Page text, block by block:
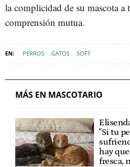
la complicidad de su mascota a
comprensión mutua.
PERROS GATOS SOFT
MÁS EN MASCOTARIO
"Si tu
hay
fresca,